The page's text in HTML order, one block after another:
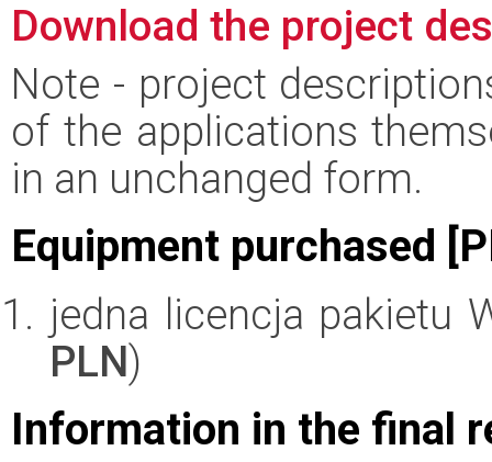
Download the project
Note - project
of the applications
in an unchanged form.
Equipment purchased
jedna licencja pakietu
PLN)
Information in the final